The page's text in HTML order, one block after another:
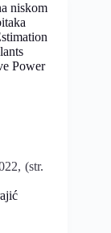
niskom
Power
(str.